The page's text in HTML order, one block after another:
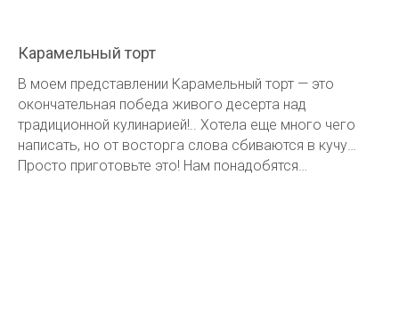
Карамельный торт
В моем представлении Карамельный торт — это
окончательная победа живого десерта над
традиционной кулинарией!.. Хотела еще много чего
написать, но от восторга слова сбиваются в кучу…
Просто приготовьте это! Нам понадобятся…